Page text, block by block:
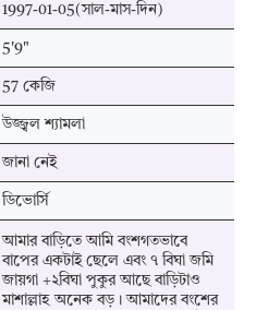
1997-01-05(সাল-মাস-দিন)
5'9"
57 কেজি
উজ্জ্বল শ্যামলা
জানা নেই
ডিভোর্সি
আমার বাড়িতে আমি বংশগতভাবে
বাপের একটাই ছেলে এবং ৭ বিঘা জমি
জায়গা +২বিঘা পুকুর আছে বাড়িটাও
মাশাল্লাহ অনেক বড়। আমাদের বংশের